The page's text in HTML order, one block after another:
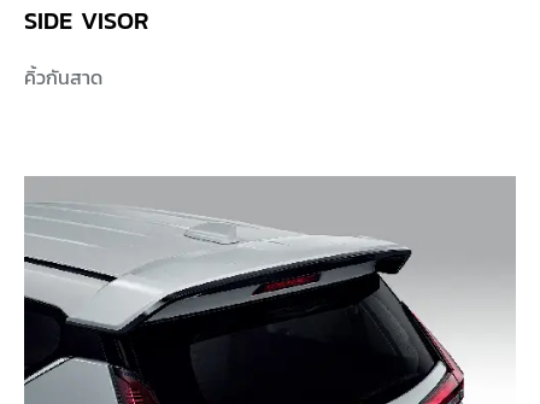
SIDE VISOR
คิ้วกันสาด